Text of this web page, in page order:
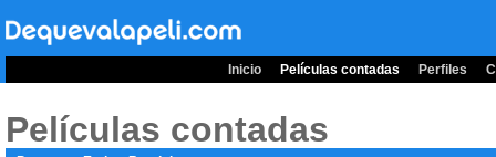
Inicio Películas contadas Perfiles
Películas contadas